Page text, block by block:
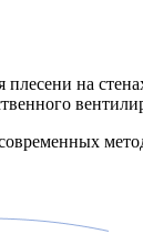
на